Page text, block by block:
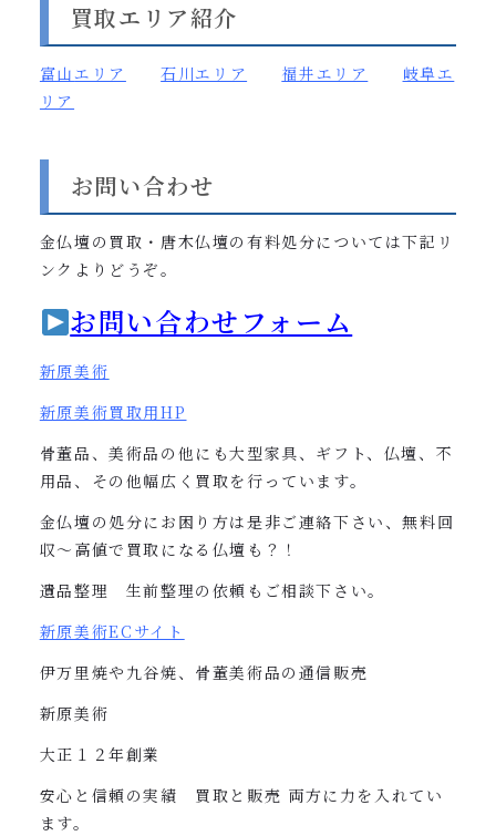
買取エリア紹介
富山エリア 石川エリア 福井エリア
岐阜エ
リア
お問い合わせ
金仏壇の買取・唐木仏壇の有料処分については下記リ
ンクよりどうぞ。
お問い合わせフォーム
新原美術
新原美術買取用HP
骨董品、美術品の他にも大型家具、ギフト、仏壇、不
用品、その他幅広く買取を行っています。
金仏壇の処分にお困り方は是非ご連絡下さい、無料回
収〜高値で買取になる仏壇も？！
遺品整理 生前整理の依頼もご相談下さい。
新原美術EC サイト
伊万里焼や九谷焼、骨董美術品の通信販売
新原美術
大正１２年創業
安心と信頼の実績 買取と販売 両方に力を入れてい
ます。